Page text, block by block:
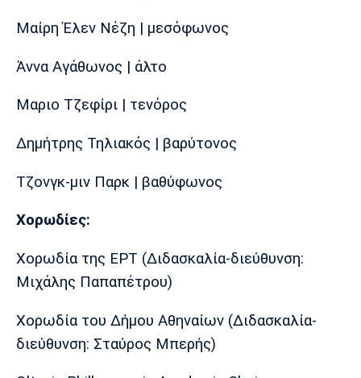
Μαίρη Έλεν Νέζη | μεσόφωνος
Άννα Αγάθωνος | άλτο
Μαριο Τζεφίρι | τενόρος
Δημήτρης Τηλιακός | βαρύτονος
Τζονγκ-μιν Παρκ | βαθύφωνος
Χορωδίες:
Χορωδία της ΕΡΤ (Διδασκαλία-διεύθυνση:
Μιχάλης Παπαπέτρου)
Χορωδία του Δήμου Αθηναίων (Διδασκαλία-
διεύθυνση: Σταύρος Μπερής)